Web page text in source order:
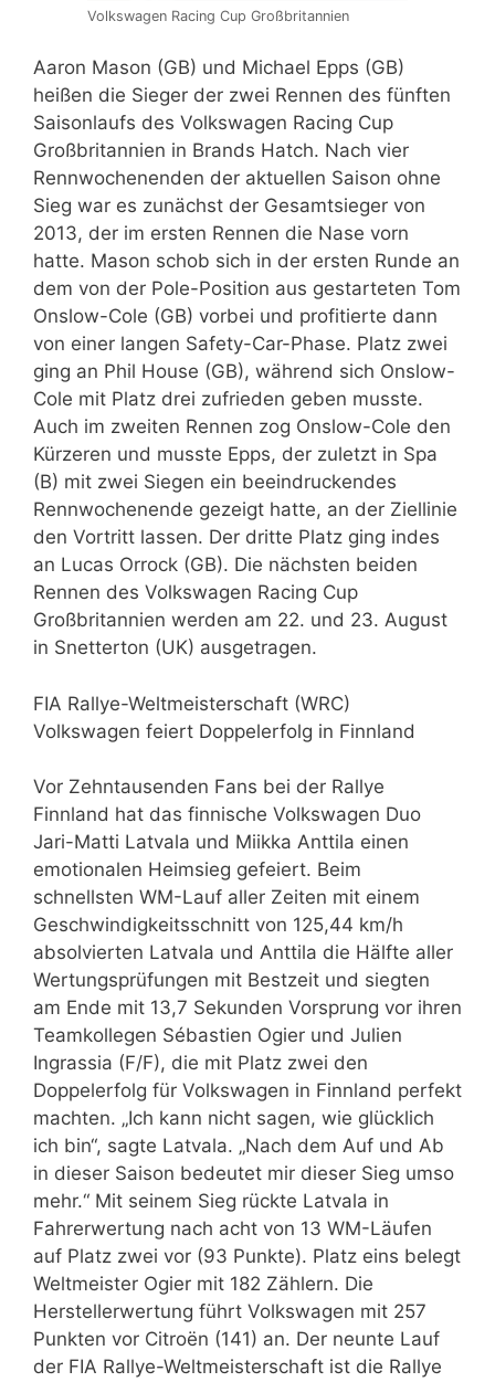
Volkswagen Racing Cup Großbritannien
Aaron Mason (GB) und Michael Epps (GB)
heißen die Sieger der zwei Rennen des fünften
Saisonlaufs des Volkswagen Racing Cup
Großbritannien in Brands Hatch. Nach vier
Rennwochenenden der aktuellen Saison ohne
Sieg war es zunächst der Gesamtsieger von
2013, der im ersten Rennen die Nase vorn
hatte. Mason schob sich in der ersten Runde an
dem von der Pole-Position aus gestarteten Tom
Onslow-Cole (GB) vorbei und profitierte dann
von einer langen Safety-Car-Phase. Platz zwei
ging an Phil House (GB), während sich Onslow-
Cole mit Platz drei zufrieden geben musste.
Auch im zweiten Rennen zog Onslow-Cole den
Kürzeren und musste Epps, der zuletzt in Spa
(B) mit zwei Siegen ein beeindruckendes
Rennwochenende gezeigt hatte, an der Ziellinie
den Vortritt lassen. Der dritte Platz ging indes
an Lucas Orrock (GB). Die nächsten beiden
Rennen des Volkswagen Racing Cup
Großbritannien werden am 22. und 23. August
in Snetterton (UK) ausgetragen.
FIA Rallye-Weltmeisterschaft (WRC)
Volkswagen feiert Doppelerfolg in Finnland
Vor Zehntausenden Fans bei der Rallye
Finnland hat das finnische Volkswagen Duo
Jari-Matti Latvala und Miikka Anttila einen
emotionalen Heimsieg gefeiert. Beim
schnellsten WM-Lauf aller Zeiten mit einem
Geschwindigkeitsschnitt von 125,44 km/h
absolvierten Latvala und Anttila die Hälfte aller
Wertungsprüfungen mit Bestzeit und siegten
am Ende mit 13,7 Sekunden Vorsprung vor ihren
Teamkollegen Sébastien Ogier und Julien
Ingrassia (F/F), die mit Platz zwei den
Doppelerfolg für Volkswagen in Finnland perfekt
machten. „Ich kann nicht sagen, wie glücklich
ich bin“, sagte Latvala. „Nach dem Auf und Ab
in dieser Saison bedeutet mir dieser Sieg umso
mehr.“ Mit seinem Sieg rückte Latvala in
Fahrerwertung nach acht von 13 WM-Läufen
auf Platz zwei vor (93 Punkte). Platz eins belegt
Weltmeister Ogier mit 182 Zählern. Die
Herstellerwertung führt Volkswagen mit 257
Punkten vor Citroën (141) an. Der neunte Lauf
der FIA Rallye-Weltmeisterschaft ist die Rallye